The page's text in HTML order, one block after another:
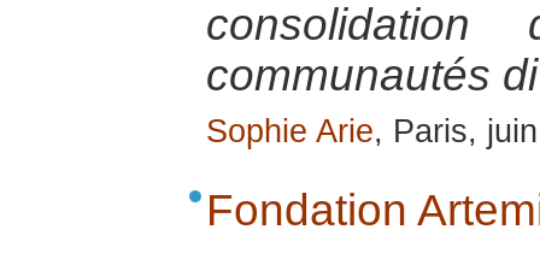
communautés
Sophie Arie, Paris,
Fondation